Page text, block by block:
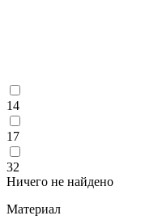
14
17
32
Ничего не найдено
Материал